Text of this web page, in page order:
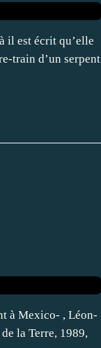
il est écrit qu’elle
train d’un serpent
à Mexico- , Léon-
la Terre, 1989,